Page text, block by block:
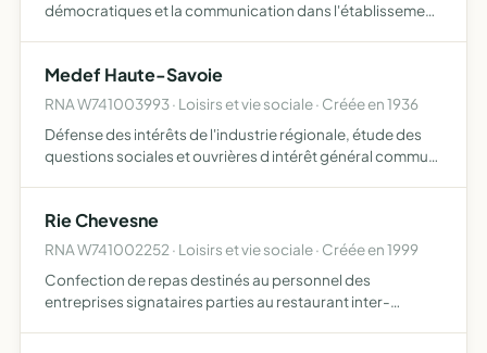
démocratiques et la communication dans l'établissement
collecti…
Medef Haute-Savoie
RNA W741003993 · Loisirs et vie sociale · Créée en 1936
Défense des intérêts de l'industrie régionale, étude des
questions sociales et ouvrières d intérêt général commun,
Rie Chevesne
RNA W741002252 · Loisirs et vie sociale · Créée en 1999
Confection de repas destinés au personnel des
entreprises signataires parties au restaurant inter-